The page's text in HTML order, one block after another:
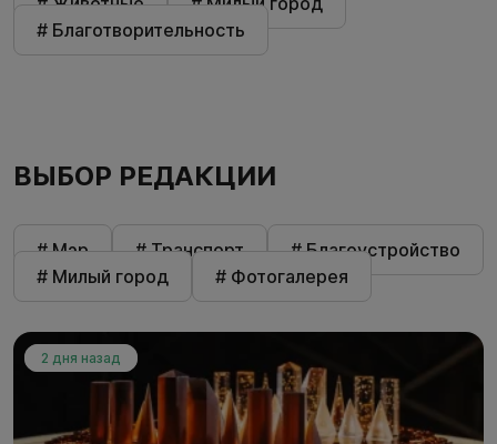
# Благотворительность
ВЫБОР РЕДАКЦИИ
# Мэр # Транспорт
# Благоустройство
# Милый город
# Фотогалерея
2 дня назад